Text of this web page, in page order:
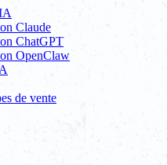
Claude
ChatGPT
OpenClaw
de vente